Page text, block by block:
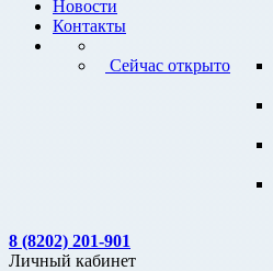
Новости
Контакты
Сейчас открыто
8 (8202) 201-901
Личный кабинет